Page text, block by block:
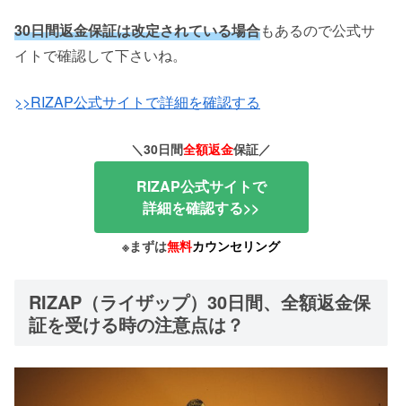
30日間返金保証は改定されている場合もあるので公式サ
イトで確認して下さいね。
>>RIZAP公式サイトで詳細を確認する
＼30日間全額返金保証／
RIZAP公式サイトで
詳細を確認する>>
※まずは無料カウンセリング
RIZAP（ライザップ）30日間、全額返金保
証を受ける時の注意点は？